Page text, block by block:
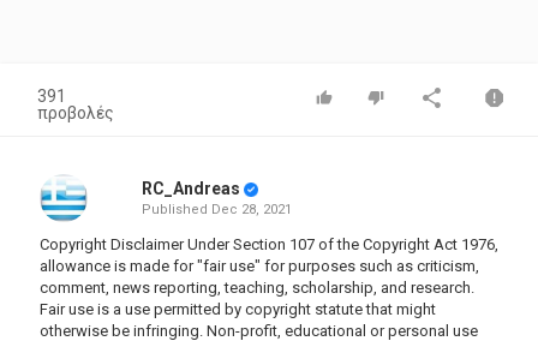
391
προβολές
RC_Andreas
Published Dec 28, 2021
Copyright Disclaimer Under Section 107 of the Copyright Act 1976,
allowance is made for "fair use" for purposes such as criticism,
comment, news reporting, teaching, scholarship, and research.
Fair use is a use permitted by copyright statute that might
otherwise be infringing. Non-profit, educational or personal use